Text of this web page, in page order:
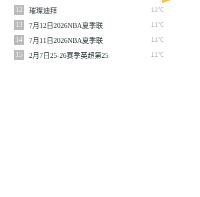
10轮利雅得体育VS利雅得
胜利
12 12℃
璀璨迪拜
13
11℃
7月12日2026NBA夏季联
赛尼克斯VS马刺
14 11℃
7月11日2026NBA夏季联
赛公牛VS灰熊
15 11℃
2月7日25-26赛季英超第25